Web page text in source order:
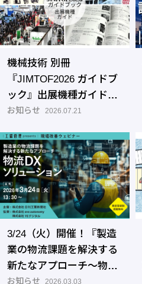
機械技術 別冊
『JIMTOF2026 ガイドブ
ック』出展機種ガイドご
入力のお願い
お知らせ 2026.07.21
3/24（火）開催！『製造
業の物流課題を解決する
新たなアプローチ～物流
DXソリューション～』
お知らせ 2026.03.03